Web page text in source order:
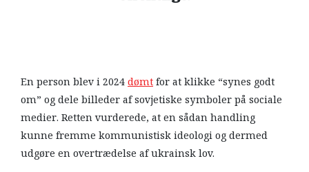
En person blev i 2024dømtfor at klikke “synes godt
om” og dele billeder af sovjetiske symboler på sociale
medier. Retten vurderede, at en sådan handling
kunne fremme kommunistisk ideologi og dermed
udgøre en overtrædelse af ukrainsk lov.